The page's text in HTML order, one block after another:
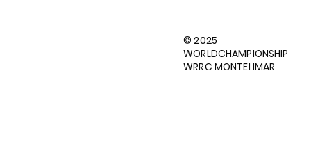
© 2025
WORLDCHAMPIONSHIP
WRRC MONTELIMAR